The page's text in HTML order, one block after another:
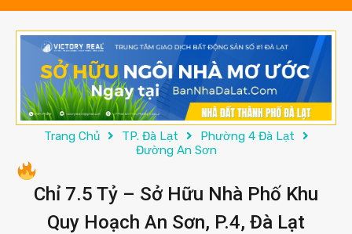
Trang Chủ TP. Đà Lạt
Phường 4 Đà Lạt
Đường An Sơn
Chỉ 7.5 Tỷ – Sở Hữu Nhà Phố Khu
Quy Hoạch An Sơn, P.4, Đà Lạt